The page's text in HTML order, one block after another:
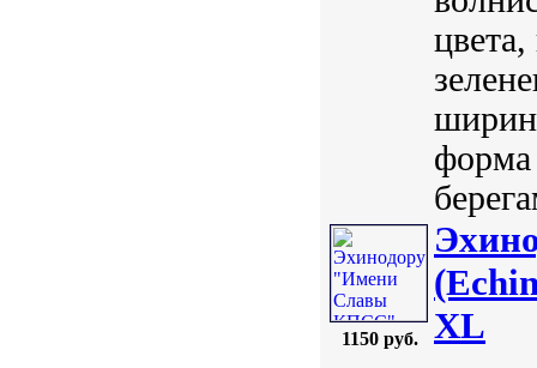
форма
1150 руб.
XL